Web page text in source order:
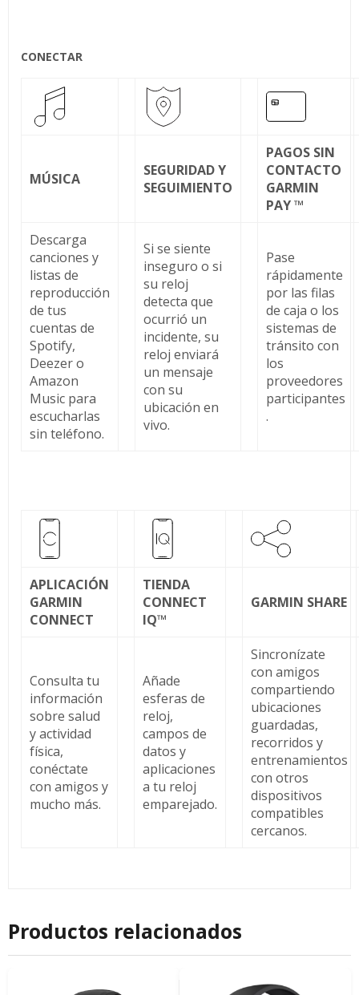
CONECTAR
MÚSICA
SEGURIDAD Y
SEGUIMIENTO
PAGOS SIN
CONTACTO
GARMIN
PAY ™
Descarga
canciones y
listas de
reproducción
de tus
cuentas de
Spotify,
Deezer o
Amazon
Music para
escucharlas
sin teléfono.
Si se siente
inseguro o si
su reloj
detecta que
ocurrió un
incidente, su
reloj enviará
un mensaje
con su
ubicación en
vivo.
Pase
rápidamente
por las filas
de caja o los
sistemas de
tránsito con
los
proveedores
participantes
.
APLICACIÓN
GARMIN
CONNECT
TIENDA
CONNECT
IQ™
GARMIN SHARE
Consulta tu
información
sobre salud
y actividad
física,
conéctate
con amigos y
mucho más.
Añade
esferas de
reloj,
campos de
datos y
aplicaciones
a tu reloj
emparejado.
Sincronízate
con amigos
compartiendo
ubicaciones
guardadas,
recorridos y
entrenamientos
con otros
dispositivos
compatibles
cercanos.
Productos relacionados